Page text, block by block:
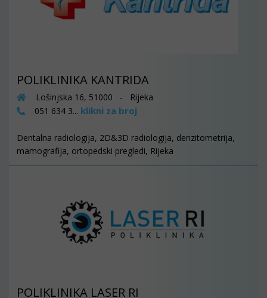
POLIKLINIKA KANTRIDA
Lošinjska 16, 51000 - Rijeka
051 634 3... klikni za broj
Dentalna radiologija, 2D&3D radiologija, denzitometrija,
mamografija, ortopedski pregledi, Rijeka
POLIKLINIKA LASER RI